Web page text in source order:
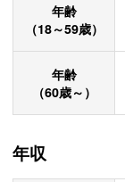
年齢
（18～59歳）
年齢
（60歳～）
年収